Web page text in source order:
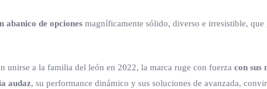
abanico de opciones magníficamente sólido, diverso e irresistible,
unirse a la familia del león en 2022, la marca ruge con fuerza con sus
audaz, su performance dinámico y sus soluciones de avanzada,